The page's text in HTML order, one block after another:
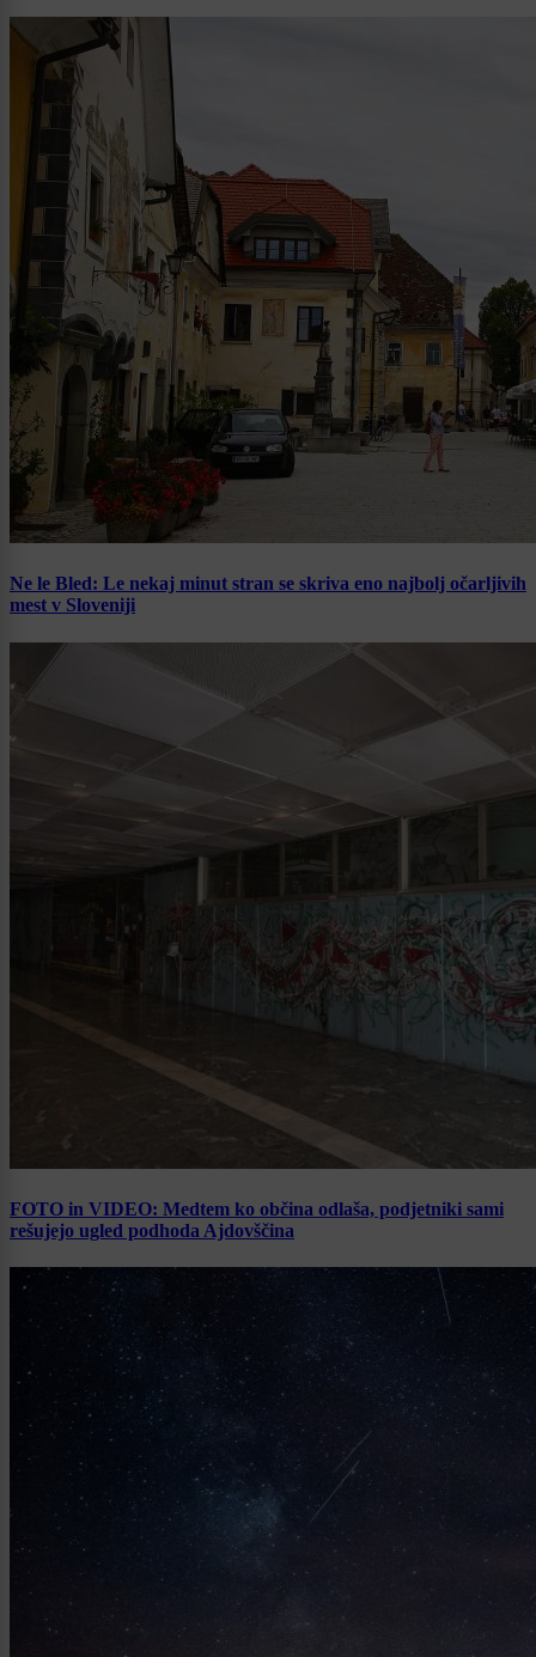
Ne le Bled: Le nekaj minut stran se skriva eno najbolj očarljivih
mest v Sloveniji
FOTO in VIDEO: Medtem ko občina odlaša, podjetniki sami
rešujejo ugled podhoda Ajdovščina